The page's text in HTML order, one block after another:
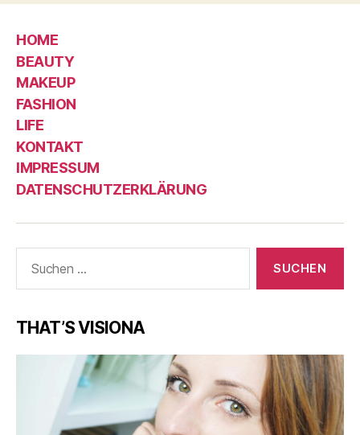
HOME
BEAUTY
MAKEUP
FASHION
LIFE
KONTAKT
IMPRESSUM
DATENSCHUTZERKLÄRUNG
nach:
THAT’S VISIONA